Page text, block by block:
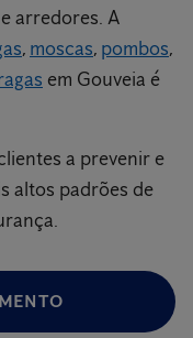
e arredores. A
, moscas, pombos,
em Gouveia é
a prevenir e
altos padrões de